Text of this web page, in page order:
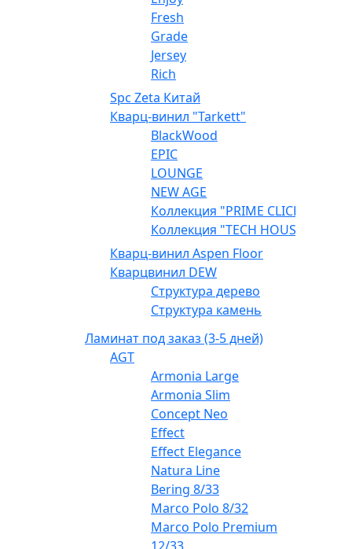
Fresh
Grade
Jersey
Rich
Spc Zeta Китай
Кварц-винил "Tarkett"
BlackWood
EPIC
LOUNGE
NEW AGE
Коллекция "PRIME CLICK"
Коллекция "TECH HOUSE"
Кварц-винил Aspen Floor
Кварцвинил DEW
Структура дерево
Структура камень
Ламинат под заказ (3-5 дней)
AGT
Armonia Large
Armonia Slim
Concept Neo
Effect
Effect Elegance
Natura Line
Bering 8/33
Marco Polo 8/32
Marco Polo Premium